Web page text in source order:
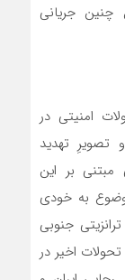
جریانی
امنیتی در
تهدید
مبتنی بر این
به خودی
جنوبی
اخیر در